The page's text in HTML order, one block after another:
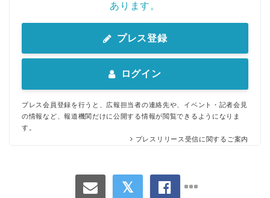
あります。
プレス登録
ログイン
プレス会員登録を行うと、広報担当者の連絡先や、イベント・記者会見
の情報など、報道機関だけに公開する情報が閲覧できるようになりま
す。
プレスリリース受信に関するご案内